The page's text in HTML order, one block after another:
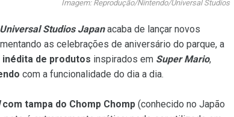
Imagem: Reprodução/Nintendo/Universal Studios
Universal Studios Japanacaba de lançar novos
as celebrações de aniversário do parque, a
inédita de produtos inspirados em Super Mario,
com a funcionalidade do dia a dia.
com tampa do Chomp Chomp (conhecido no Japão